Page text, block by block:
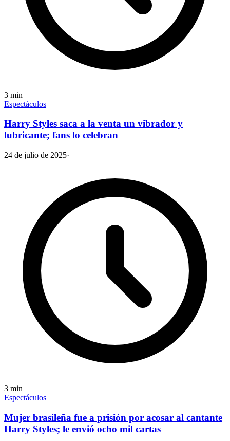
3 min
Espectáculos
Harry Styles saca a la venta un vibrador y
lubricante; fans lo celebran
24 de julio de 2025·
3 min
Espectáculos
Mujer brasileña fue a prisión por acosar al cantante
Harry Styles; le envió ocho mil cartas